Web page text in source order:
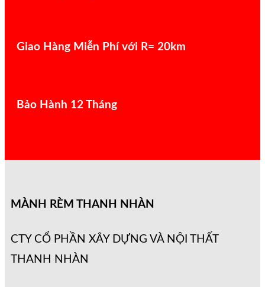
Giao Hàng Miễn Phí với R= 20km
Bảo Hành 12 Tháng
MÀNH RÈM THANH NHÀN
CTY CỔ PHẦN XÂY DỰNG VÀ NỘI THẤT
THANH NHÀN